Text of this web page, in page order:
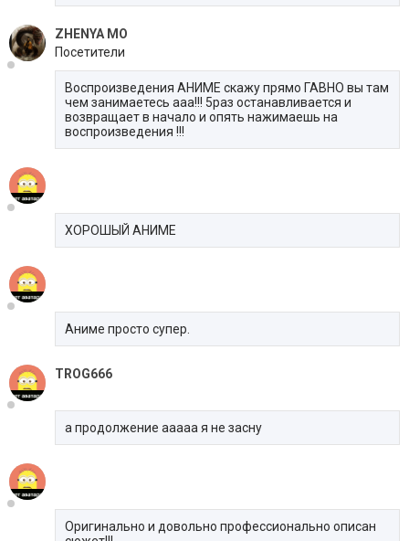
ZHENYA MO
Посетители
Воспроизведения АНИМЕ скажу прямо ГАВНО вы там
чем занимаетесь ааа!!! 5раз останавливается и
возвращает в начало и опять нажимаешь на
воспроизведения !!!
ХОРОШЫЙ АНИМЕ
Аниме просто супер.
TROG666
а продолжение ааааа я не засну
Оригинально и довольно профессионально описан